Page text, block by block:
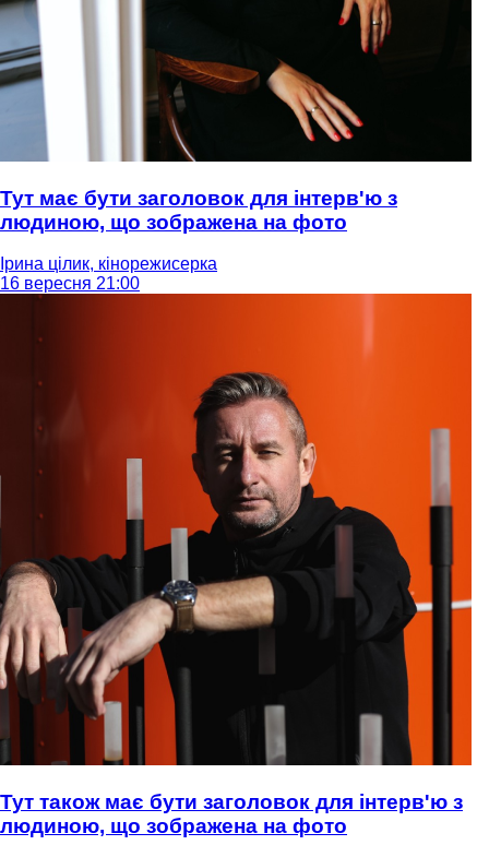
Тут має бути заголовок для інтерв'ю з
людиною, що зображена на фото
Ірина цілик, кінорежисерка
16 вересня 21:00
Тут також має бути заголовок для інтерв'ю з
людиною, що зображена на фото